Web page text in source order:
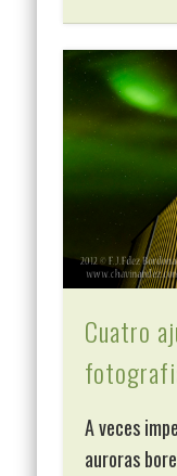
Cuatro
A veces
auroras